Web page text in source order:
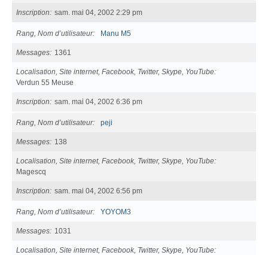
Inscription sam. mai 04, 2002 2:29 pm
Rang, Nom d’utilisateur Manu M5
Messages 1361
Localisation, Site internet, Facebook, Twitter, Skype, YouTube
Verdun 55 Meuse
Inscription sam. mai 04, 2002 6:36 pm
Rang, Nom d’utilisateur peji
Messages 138
Localisation, Site internet, Facebook, Twitter, Skype, YouTube
Magescq
Inscription sam. mai 04, 2002 6:56 pm
Rang, Nom d’utilisateur YOYOM3
Messages 1031
Localisation, Site internet, Facebook, Twitter, Skype, YouTube